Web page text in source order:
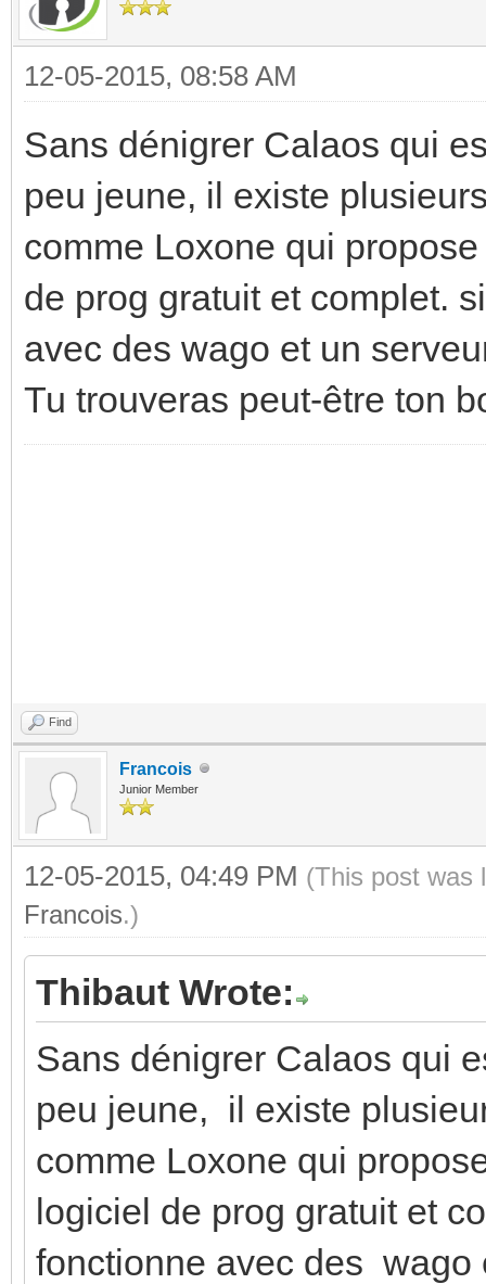
12-05-2015, 08:58 AM
Sans dénigrer Calaos qui
peu jeune, il existe
comme Loxone qui
de prog gratuit et complet.
avec des wago et un
Tu trouveras peut-être ton
Find
Francois
Junior Member
12-05-2015, 04:49 PM (This post was
Francois.)
Thibaut Wrote:
Sans dénigrer Calaos qui
peu jeune, il existe
comme Loxone qui
logiciel de prog gratuit et
fonctionne avec des wago